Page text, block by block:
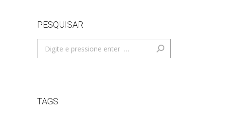
PESQUISAR
Search:
TAGS